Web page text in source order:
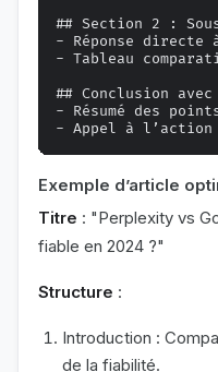
## Section 2 :
- Réponse directe
- Tableau
## Conclusion avec
- Résumé des
Exemple d’article
Titre : "Perplexity vs
fiable en 2024 ?"
Structure :
Introduction :
de la fiabilité.